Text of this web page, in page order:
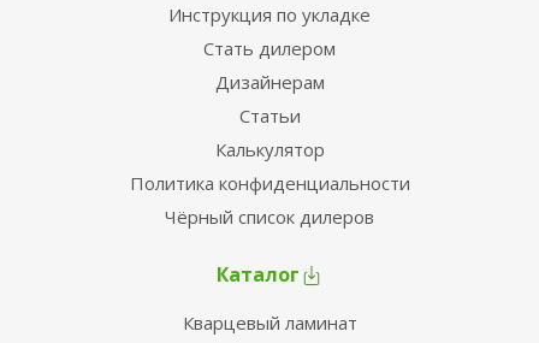
Инструкция по укладке
Стать дилером
Дизайнерам
Статьи
Калькулятор
Политика конфиденциальности
Чёрный список дилеров
Каталог
Кварцевый ламинат